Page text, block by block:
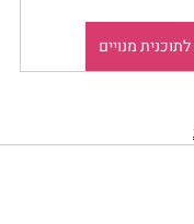
מנויים